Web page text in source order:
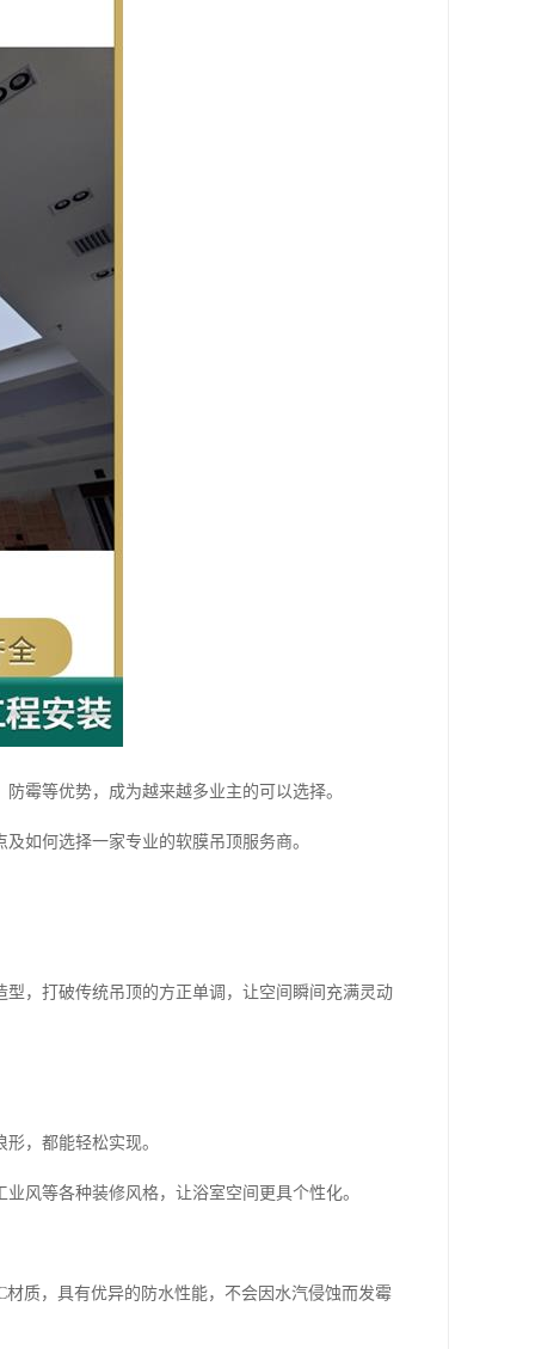
霉等优势，成为越来越多业主的可以选择。
如何选择一家专业的软膜吊顶服务商。
，打破传统吊顶的方正单调，让空间瞬间充满灵动
，都能轻松实现。
风等各种装修风格，让浴室空间更具个性化。
质，具有优异的防水性能，不会因水汽侵蚀而发霉